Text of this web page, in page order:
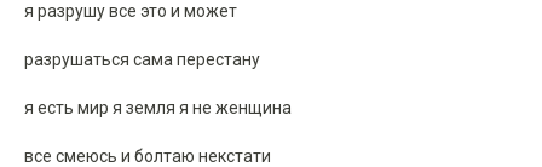
я разрушу все это и может
разрушаться сама перестану
я есть мир я земля я не женщина
все смеюсь и болтаю некстати